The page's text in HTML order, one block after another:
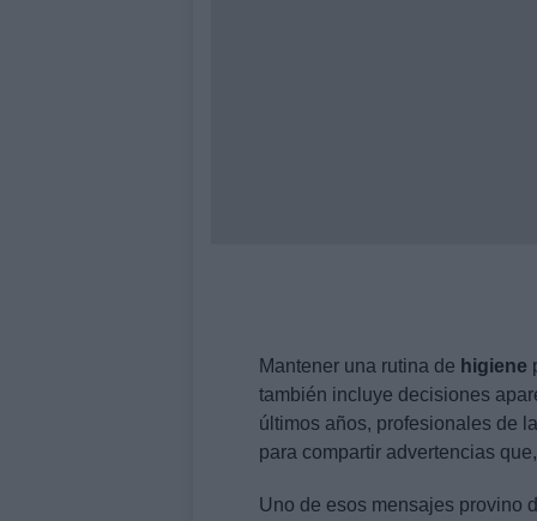
Mantener una rutina de higiene
también incluye decisiones
últimos años, profesionales de
para compartir advertencias
Uno de esos mensajes provino